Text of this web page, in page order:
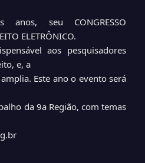
seu CONGRESSO
ELETRÔNICO.
aos pesquisadores
e, a
Este ano o evento será
da 9a Região, com temas